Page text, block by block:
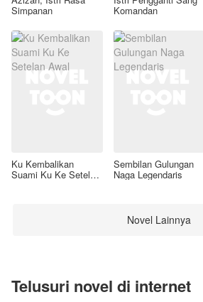
Simpanan Komandan
Ku Kembalikan
Suami Ku Ke Setelan
Sembilan Gulungan
Naga Legendaris
Novel Lainnya
Telusuri novel di internet